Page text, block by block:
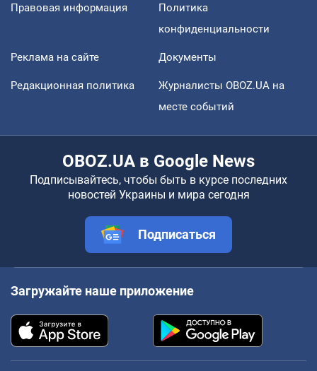
Правовая информация
Политика
конфиденциальности
Реклама на сайте Документы
Редакционная политика
Журналисты OBOZ.UA на
месте событий
OBOZ.UA в Google News
Подписывайтесь, чтобы быть в курсе последних
новостей Украины и мира сегодня
Подписаться
Загружайте наше приложение